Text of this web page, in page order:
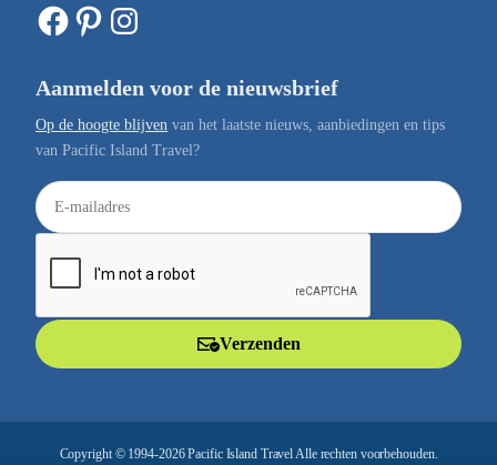
Facebook Pinterest Instagram
Aanmelden voor de nieuwsbrief
Op de hoogte blijven van het laatste nieuws, aanbiedingen en tips
van Pacific Island Travel?
E
-
a
Verzenden
Copyright © 1994-2026 Pacific Island Travel Alle rechten voorbehouden.